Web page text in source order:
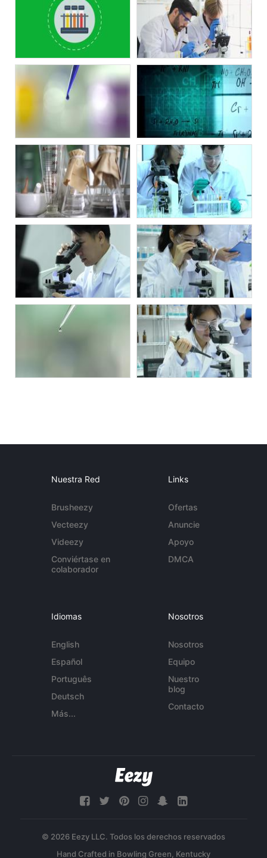
Nuestra Red
Brusheezy
Vecteezy
Videezy
Conviértase en
colaborador
Links
Ofertas
Anuncie
Apoyo
DMCA
Idiomas
English
Español
Português
Deutsch
Más...
Nosotros
Nosotros
Equipo
Nuestro
blog
Contacto
© 2026 Eezy LLC. Todos los derechos reservados